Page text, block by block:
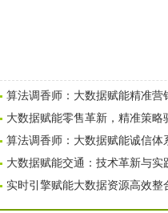
算法调香师：大数据赋能精准营
大数据赋能零售革新，精准策略
算法调香师：大数据赋能诚信体
大数据赋能交通：技术革新与实
实时引擎赋能大数据资源高效整